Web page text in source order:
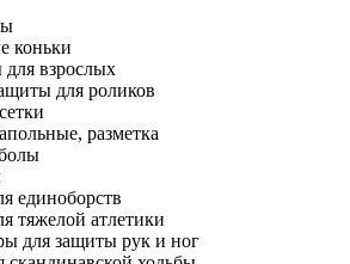
коньки
взрослых
для роликов
разметка
единоборств
тяжелой атлетики
для защиты рук и ног